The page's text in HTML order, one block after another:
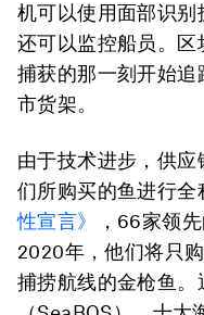
机可以使用面部识别
还可以监控船员。
捕获的那一刻开始追
市货架。
由于技术进步，供
们所购买的鱼进行全
性宣言》
，66家领
2020年，他们将只
捕捞航线的金枪鱼。